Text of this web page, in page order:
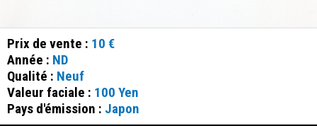
Prix de vente : 10 €
Année : ND
Qualité : Neuf
Valeur faciale : 100 Yen
Pays d'émission : Japon